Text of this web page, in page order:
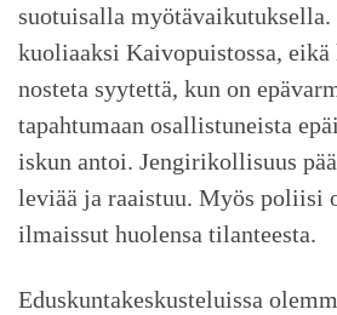
suotuisalla myötävaikutuksella.
kuoliaaksi Kaivopuistossa, eikä
nosteta syytettä, kun on
tapahtumaan osallistuneista
iskun antoi. Jengirikollisuus
leviää ja raaistuu. Myös poliisi
ilmaissut huolensa tilanteesta.
Eduskuntakeskusteluissa